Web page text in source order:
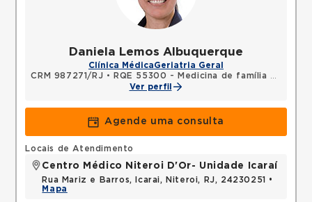
Daniela Lemos Albuquerque
Clínica MédicaGeriatria Geral
CRM 987271/RJ •
RQE 55300 - Medicina de família e comunidade
Ver perfil
Agende uma consulta
Locais de Atendimento
Centro Médico Niteroi D'Or- Unidade Icaraí
Rua Mariz e Barros, Icarai, Niteroi, RJ, 24230251 •
Mapa